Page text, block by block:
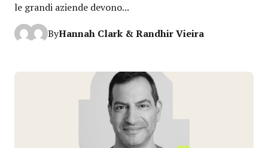
le grandi aziende devono...
ByHannah Clark & Randhir Vieira